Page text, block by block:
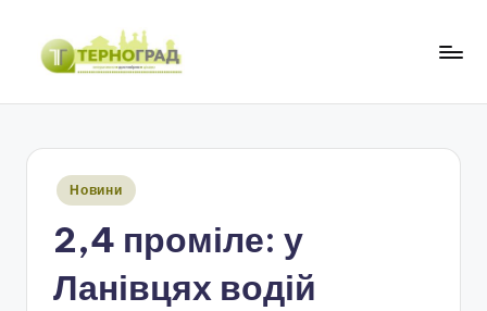
Перейти
Опубліковано
Новини
2,4 проміле: у
Ланівцях водій